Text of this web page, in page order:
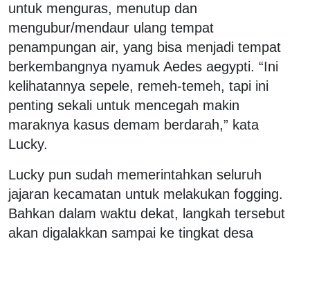
untuk menguras, menutup dan
mengubur/mendaur ulang tempat
penampungan air, yang bisa menjadi tempat
berkembangnya nyamuk Aedes aegypti. “Ini
kelihatannya sepele, remeh-temeh, tapi ini
penting sekali untuk mencegah makin
maraknya kasus demam berdarah,” kata
Lucky.
Lucky pun sudah memerintahkan seluruh
jajaran kecamatan untuk melakukan fogging.
Bahkan dalam waktu dekat, langkah tersebut
akan digalakkan sampai ke tingkat desa